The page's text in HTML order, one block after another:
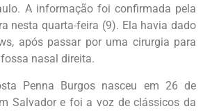
A informação foi confirmada pela
nesta quarta-feira (9). Ela havia dado
após passar por uma cirurgia para
nasal direita.
Penna Burgos nasceu em 26 de
Salvador e foi a voz de clássicos da